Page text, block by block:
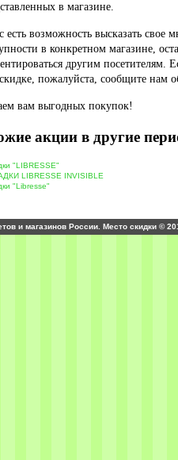
в магазине.
есть возможность высказать свое
в конкретном магазине,
другим
пожалуйста, сообщите нам
вам выгодных покупок!
акции в другие
"LIBRESSE"
LIBRESSE INVISIBLE
"Libresse"
и магазинов России. Место скидки ©